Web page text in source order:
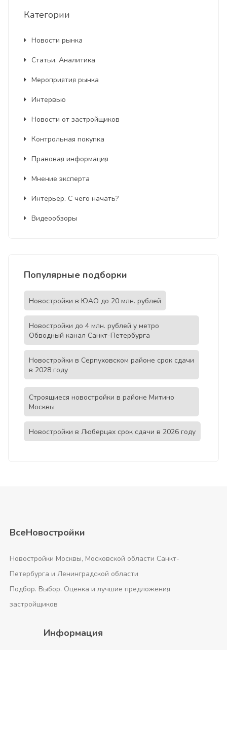
Категории
Новости рынка
Статьи. Аналитика
Мероприятия рынка
Интервью
Новости от застройщиков
Контрольная покупка
Правовая информация
Мнение эксперта
Интерьер. С чего начать?
Видеообзоры
Популярные подборки
Новостройки в ЮАО до 20 млн. рублей
Новостройки до 4 млн. рублей у метро
Обводный канал Санкт-Петербурга
Новостройки в Серпуховском районе срок сдачи
в 2028 году
Строящиеся новостройки в районе Митино
Москвы
Новостройки в Люберцах срок сдачи в 2026 году
ВсеНовостройки
Новостройки Москвы, Московской области Санкт-
Петербурга и Ленинградской области
Подбор. Выбор. Оценка и лучшие предложения
застройщиков
Информация